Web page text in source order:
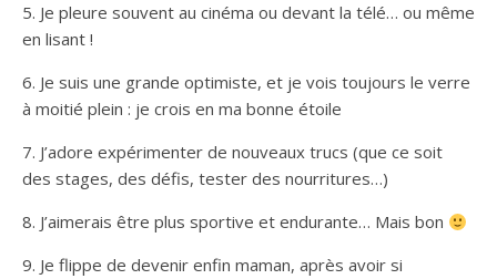
5. Je pleure souvent au cinéma ou devant la télé… ou même
en lisant !
6. Je suis une grande optimiste, et je vois toujours le verre
à moitié plein : je crois en ma bonne étoile
7. J’adore expérimenter de nouveaux trucs (que ce soit
des stages, des défis, tester des nourritures…)
8. J’aimerais être plus sportive et endurante… Mais bon
9. Je flippe de devenir enfin maman, après avoir si